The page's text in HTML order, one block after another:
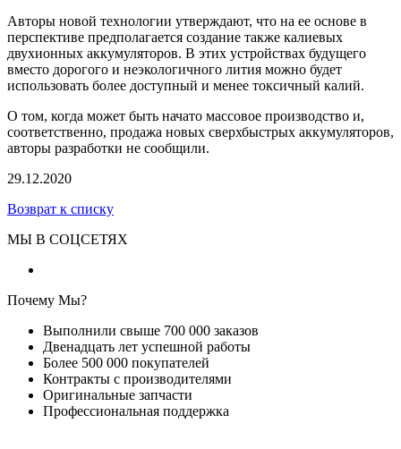
Авторы новой технологии утверждают, что на ее основе в
перспективе предполагается создание также калиевых
двухионных аккумуляторов. В этих устройствах будущего
вместо дорогого и неэкологичного лития можно будет
использовать более доступный и менее токсичный калий.
О том, когда может быть начато массовое производство и,
соответственно, продажа новых сверхбыстрых аккумуляторов,
авторы разработки не сообщили.
29.12.2020
Возврат к списку
МЫ В СОЦСЕТЯХ
Почему Мы?
Выполнили свыше 700 000 заказов
Двенадцать лет успешной работы
Более 500 000 покупателей
Контракты с производителями
Оригинальные запчасти
Профессиональная поддержка